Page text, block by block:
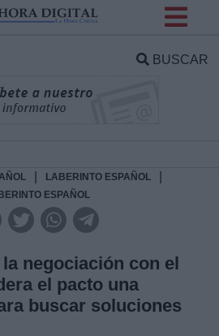
BUSCAR
LABERINTO ESPAÑOL
ESPAÑOL
negociación con el
el pacto una
buscar soluciones